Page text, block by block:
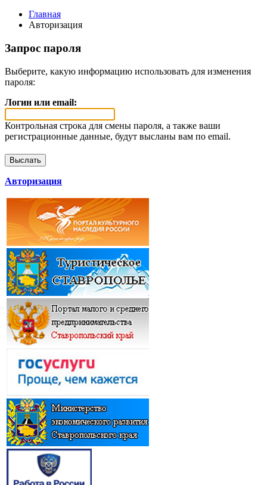
Главная
Авторизация
Запрос пароля
Выберите, какую информацию использовать для изменения
пароля:
Логин или email:
Контрольная строка для смены пароля, а также ваши
регистрационные данные, будут высланы вам по email.
Авторизация